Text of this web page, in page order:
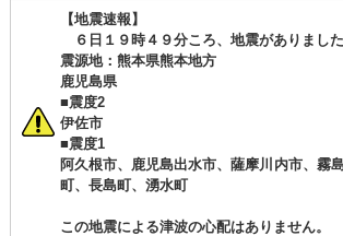
【地震速報】
６日１９時４９分ころ、地震がありました
震源地：熊本県熊本地方
鹿児島県
■震度2
伊佐市
■震度1
阿久根市、鹿児島出水市、薩摩川内市、霧
町、長島町、湧水町
この地震による津波の心配はありません。